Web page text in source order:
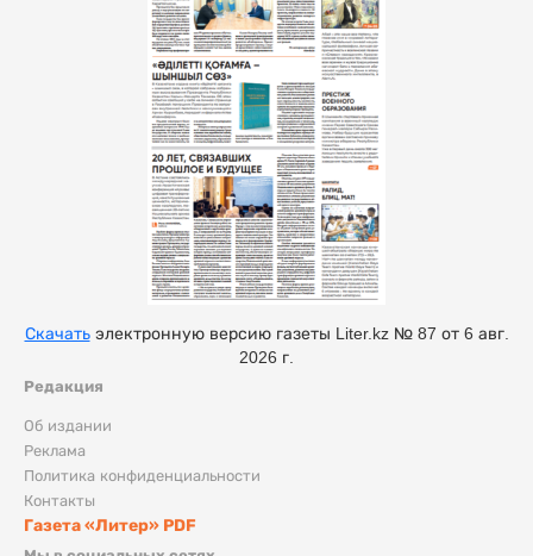
Редакция
Об издании
Реклама
Политика конфиденциальности
Контакты
Газета «Литер» PDF
Скачатьэлектронную версию газеты Liter.kz № 87 от 6 авг.
2026 г.